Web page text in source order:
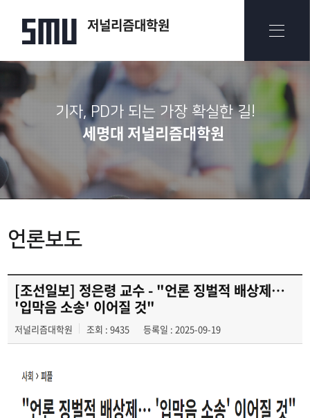
저널리즘대학원
기자, PD가 되는 가장 확실한 길!
세명대 저널리즘대학원
언론보도
[조선일보] 정은령 교수 - "언론 징벌적 배상제…
'입막음 소송' 이어질 것"
저널리즘대학원 조회 : 9435 등록일 : 2025-09-19